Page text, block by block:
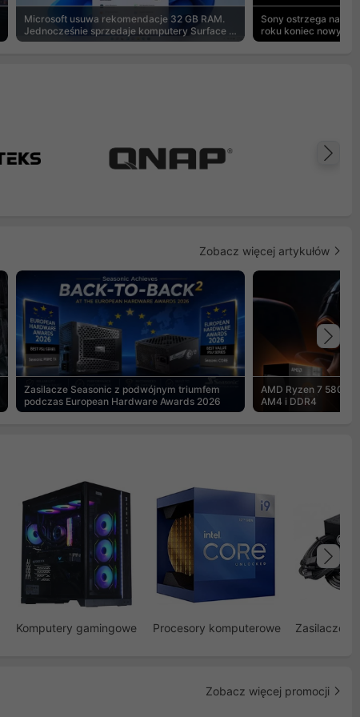
Microsoft usuwa rekomendacje 32 GB RAM.
Jednocześnie sprzedaje komputery Surface z
8 GB
Sony ostrzega na
roku koniec nowych
Zobacz więcej artykułów
Zasilacze Seasonic z podwójnym triumfem
podczas European Hardware Awards 2026
AMD Ryzen 7
AM4 i DDR4
Komputery gamingowe Procesory komputerowe Zasilacze
Zobacz więcej promocji